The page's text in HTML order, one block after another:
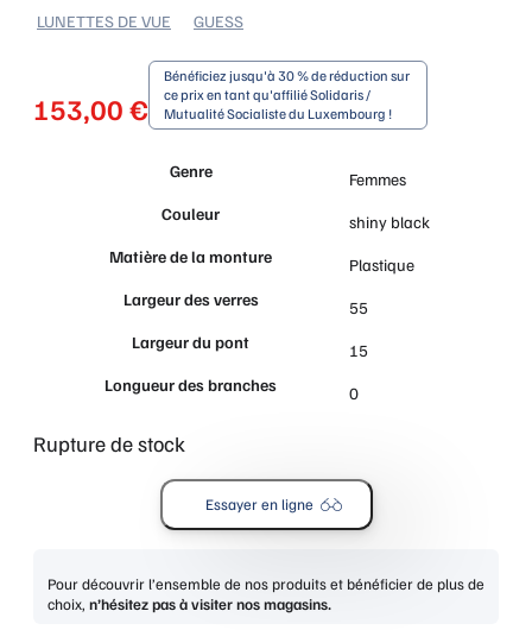
LUNETTES DE VUE GUESS
153,00 €
Bénéficiez jusqu'à 30 % de réduction sur
ce prix en tant qu'affilié Solidaris /
Mutualité Socialiste du Luxembourg !
Genre
Femmes
Couleur
shiny black
Matière de la monture
Plastique
Largeur des verres
55
Largeur du pont
15
Longueur des branches
0
Rupture de stock
Essayer en ligne
Pour découvrir l’ensemble de nos produits et bénéficier de plus de
choix, n’hésitez pas à visiter nos magasins.